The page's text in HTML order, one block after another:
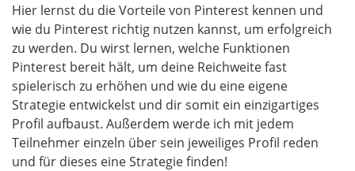
Hier lernst du die Vorteile von Pinterest kennen und
wie du Pinterest richtig nutzen kannst, um erfolgreich
zu werden. Du wirst lernen, welche Funktionen
Pinterest bereit hält, um deine Reichweite fast
spielerisch zu erhöhen und wie du eine eigene
Strategie entwickelst und dir somit ein einzigartiges
Profil aufbaust. Außerdem werde ich mit jedem
Teilnehmer einzeln über sein jeweiliges Profil reden
und für dieses eine Strategie finden!